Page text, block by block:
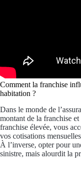
Comment la franchise
habitation ?
Dans le monde de
montant de la franchise
franchise élevée, vous
vos cotisations
À l’inverse, opter pour
sinistre, mais alourdit la